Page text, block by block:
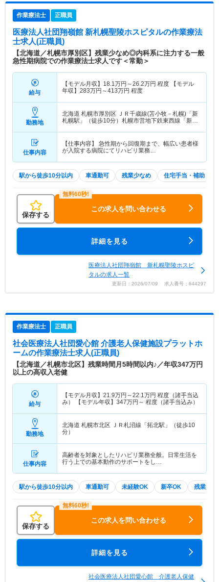
作業療法士 正職員
医療法人社団翔嶺館 新札幌聖陵ホスピタルの作業療法
士求人(正職員)
【北海道／札幌市厚別区】残業少なめ◎内科系に注力する一般
急性期病院での作業療法士求人です＜常勤＞
給与
【モデル月収】 18.1万円～26.2万円 程度 【モデル
年収】 283万円～413万円 程度
勤務地
北海道 札幌市厚別区 ＪＲ千歳線(苫小牧－札幌)「新
札幌駅」（徒歩10分）札幌市営地下鉄東西線「新さ
仕事内容
【仕事内容】 急性期から回復期まで、幅広い患者様
が入院する病院にてリハビリ業務…
駅から徒歩10分以内 車通勤可 残業少なめ 住宅手当・補助
保存する
この求人を問い合わせる
詳細を見る
医療法人社団翔嶺館 新札幌聖陵ホスピ
タルの求人一覧
更新日：2026/07/09 求人番号：644297
作業療法士 正職員
社会医療法人社団愛心館 介護老人保健施設プラットホ
ームの作業療法士求人(正職員)
【北海道／札幌市北区】残業時間月5時間以内♪／年収347万円
以上の高収入老健
給与
【モデル月収】 21.9万円～22.1万円 程度（諸手当込
み） 【モデル年収】 347万円～ 程度（諸手当込み）
勤務地
北海道 札幌市北区 ＪＲ札沼線「拓北駅」（徒歩10
分）
仕事内容
高齢者を対象としたリハビリ業務全般。日常生活を
行う上での基本動作のサポートをし…
駅から徒歩10分以内 車通勤可 未経験OK 新卒OK 残業少な
保存する
この求人を問い合わせる
詳細を見る
社会医療法人社団愛心館 介護老人保健